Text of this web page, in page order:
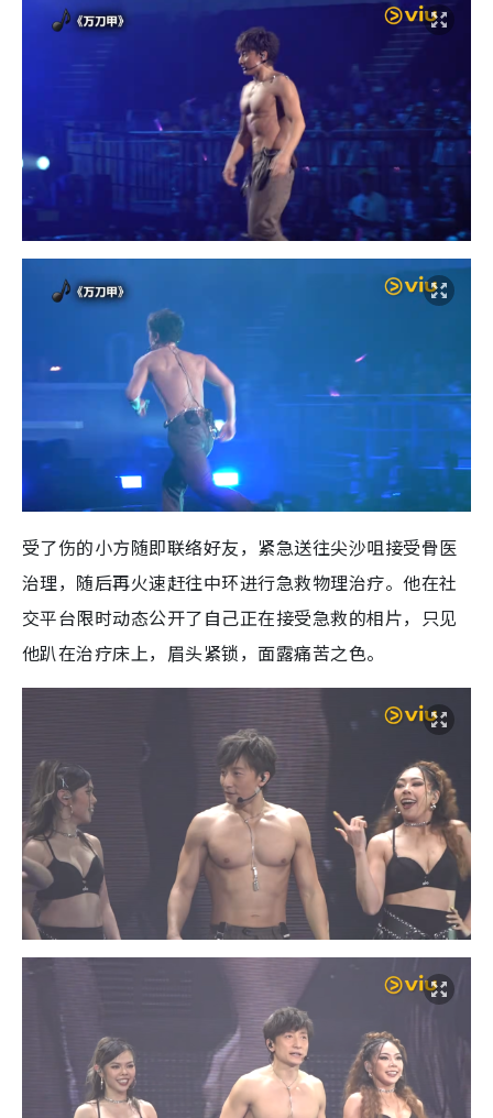
受了伤的小方随即联络好友，紧急送往尖沙咀接受骨医
治理，随后再火速赶往中环进行急救物理治疗。他在社
交平台限时动态公开了自己正在接受急救的相片，只见
他趴在治疗床上，眉头紧锁，面露痛苦之色。